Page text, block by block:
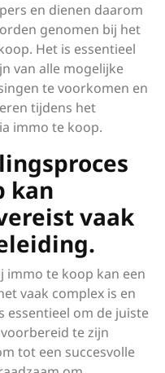
en dienen daarom
genomen bij het
Het is essentieel
van alle mogelijke
te voorkomen en
tijdens het
immo te koop.
kan
vaak
immo te koop kan een
vaak complex is en
essentieel om de juiste
te zijn
tot een succesvolle